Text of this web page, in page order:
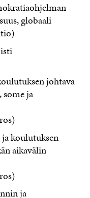
globaali
johtava
ja
koulutuksen
aikavälin
ja